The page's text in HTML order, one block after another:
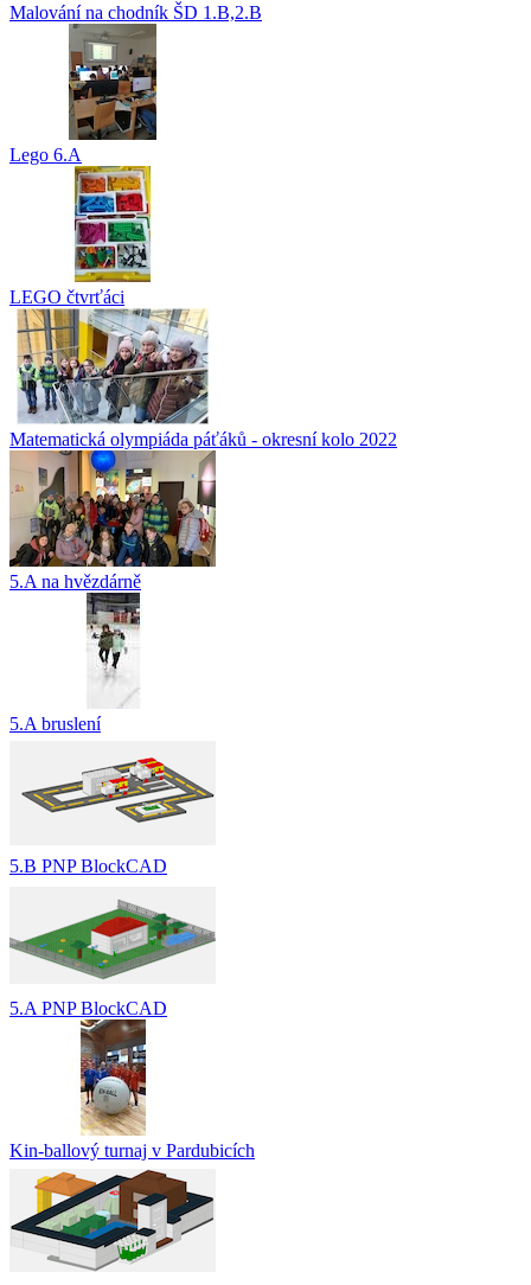
Malování na chodník ŠD 1.B,2.B
Lego 6.A
LEGO čtvrťáci
Matematická olympiáda páťáků - okresní kolo 2022
5.A na hvězdárně
5.A bruslení
5.B PNP BlockCAD
5.A PNP BlockCAD
Kin-ballový turnaj v Pardubicích